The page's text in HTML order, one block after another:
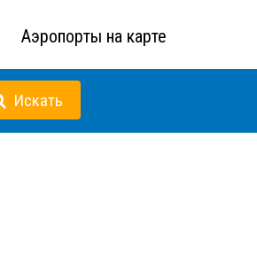
Аэропорты на карте
Искать